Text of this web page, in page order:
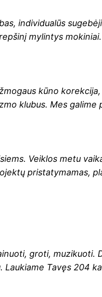
individualūs
mylintys
kūno
klubus. Mes galime
Veiklos metu
pristatymamas,
groti, muzikuoti.
Laukiame Tavęs 204